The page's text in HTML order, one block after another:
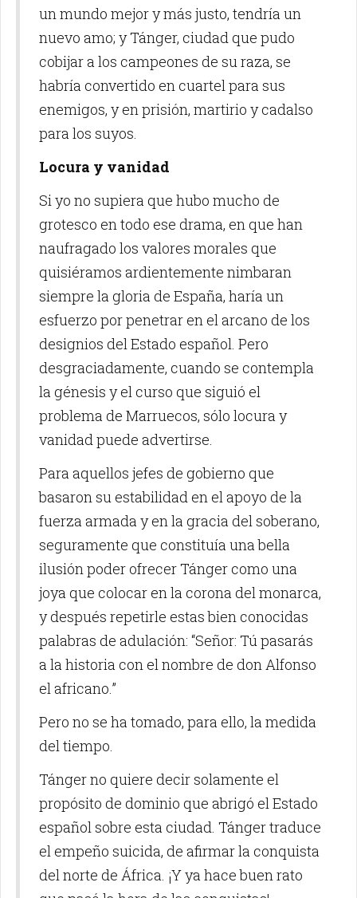
un mundo mejor y más justo, tendría un
nuevo amo; y Tánger, ciudad que pudo
cobijar a los campeones de su raza, se
habría convertido en cuartel para sus
enemigos, y en prisión, martirio y cadalso
para los suyos.
Locura y vanidad
Si yo no supiera que hubo mucho de
grotesco en todo ese drama, en que han
naufragado los valores morales que
quisiéramos ardientemente nimbaran
siempre la gloria de España, haría un
esfuerzo por penetrar en el arcano de los
designios del Estado español. Pero
desgraciadamente, cuando se contempla
la génesis y el curso que siguió el
problema de Marruecos, sólo locura y
vanidad puede advertirse.
Para aquellos jefes de gobierno que
basaron su estabilidad en el apoyo de la
fuerza armada y en la gracia del soberano,
seguramente que constituía una bella
ilusión poder ofrecer Tánger como una
joya que colocar en la corona del monarca,
y después repetirle estas bien conocidas
palabras de adulación: “Señor: Tú pasarás
a la historia con el nombre de don Alfonso
el africano.”
Pero no se ha tomado, para ello, la medida
del tiempo.
Tánger no quiere decir solamente el
propósito de dominio que abrigó el Estado
español sobre esta ciudad. Tánger traduce
el empeño suicida, de afirmar la conquista
del norte de África. ¡Y ya hace buen rato